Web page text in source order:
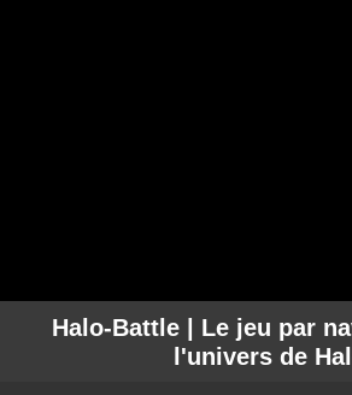
Halo-Battle | Le jeu par
l'univers de